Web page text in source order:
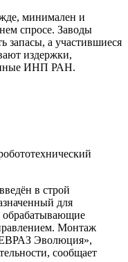
минимален и
спросе. Заводы
запасы, а участившиеся
издержки,
ИНП РАН.
в строй
для
обрабатывающие
Монтаж
Эволюция»,
сообщает